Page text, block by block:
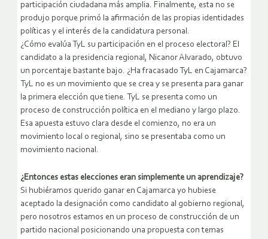
participación ciudadana más amplia. Finalmente, esta no se
produjo porque primó la afirmación de las propias identidades
políticas y el interés de la candidatura personal.
¿Cómo evalúa TyL su participación en el proceso electoral? El
candidato a la presidencia regional, Nicanor Alvarado, obtuvo
un porcentaje bastante bajo. ¿Ha fracasado TyL en Cajamarca?
TyL no es un movimiento que se crea y se presenta para ganar
la primera elección que tiene. TyL se presenta como un
proceso de construcción política en el mediano y largo plazo.
Esa apuesta estuvo clara desde el comienzo, no era un
movimiento local o regional, sino se presentaba como un
movimiento nacional.
¿Entonces estas elecciones eran simplemente un aprendizaje?
Si hubiéramos querido ganar en Cajamarca yo hubiese
aceptado la designación como candidato al gobierno regional,
pero nosotros estamos en un proceso de construcción de un
partido nacional posicionando una propuesta con temas